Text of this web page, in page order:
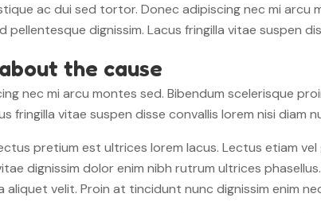
ac dui sed tortor. Donec adipiscing nec mi arcu
pellentesque dignissim. Lacus fringilla vitae suspen
the cause
nec mi arcu montes sed. Bibendum scelerisque
fringilla vitae suspen disse convallis lorem nisi diam
pretium est ultrices lorem lacus. Lectus etiam
dignissim dolor enim nibh rutrum ultrices
aliquet velit. Proin at tincidunt nunc dignissim enim